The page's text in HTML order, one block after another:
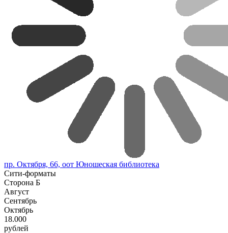
пр. Октября, 66, оот Юношеская библиотека
Сити-форматы
Сторона Б
Август
Сентябрь
Октябрь
18.000
рублей